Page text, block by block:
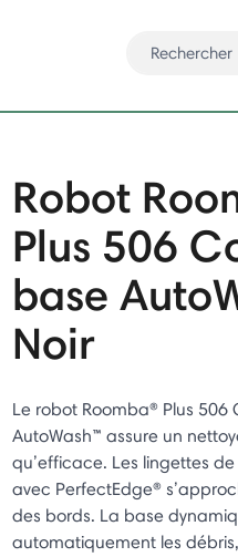
Robot
Plus 506
base
Noir
Le robot Roomba® Plus
AutoWash™ assure un
qu’efficace. Les lingettes
avec PerfectEdge®
des bords. La base
automatiquement les